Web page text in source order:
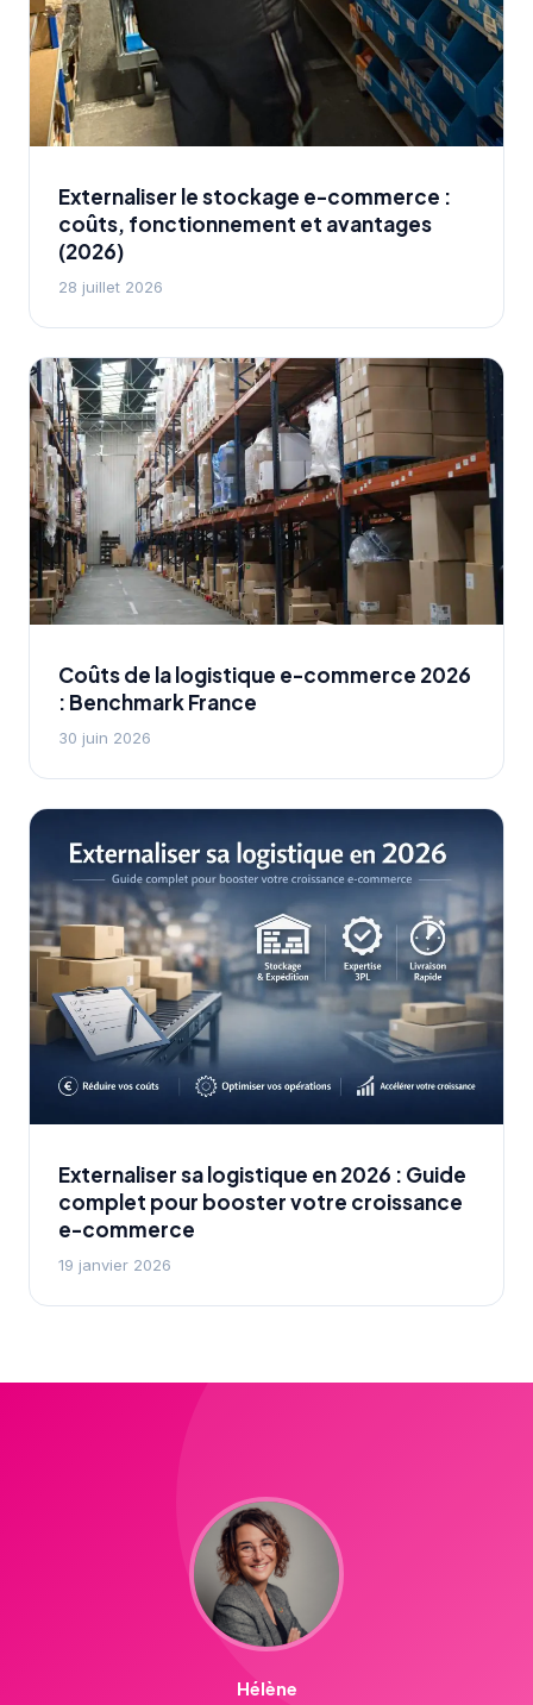
Externaliser le stockage e-commerce :
coûts, fonctionnement et avantages
(2026)
28 juillet 2026
Coûts de la logistique e-commerce 2026
: Benchmark France
30 juin 2026
Externaliser sa logistique en 2026 : Guide
complet pour booster votre croissance
e-commerce
19 janvier 2026
Hélène